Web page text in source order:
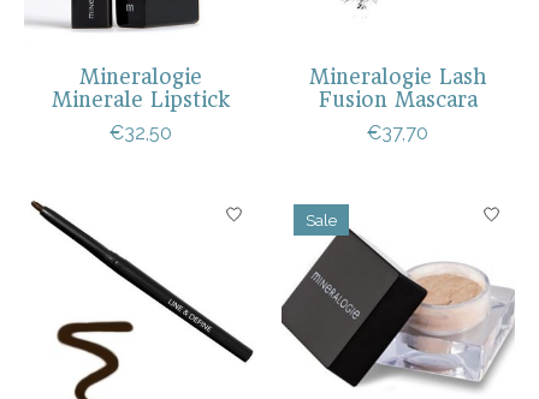
Mineralogie
Minerale Lipstick
€32,50
Mineralogie Lash
Fusion Mascara
€37,70
Sale